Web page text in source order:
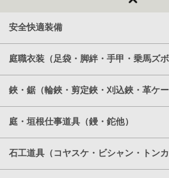
安全快適装備
庭職衣装（足袋・脚絆・手甲・乗馬ズボ
鋏・鋸（輪鋏・剪定鋏・刈込鋏・革ケー
庭・垣根仕事道具（鏝・鉈他）
石工道具（コヤスケ・ビシャン・トンカ